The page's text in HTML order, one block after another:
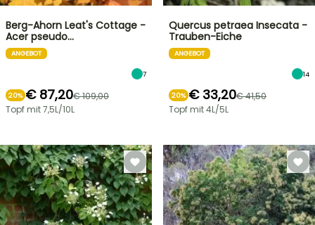
Berg-Ahorn Leat's Cottage -
Acer pseudo…
ANGEBOT
7
20% € 87,20€ 109,00
Topf mit 7,5L/10L
Quercus petraea Insecata -
Trauben-Eiche
ANGEBOT
14
20% € 33,20€ 41,50
Topf mit 4L/5L